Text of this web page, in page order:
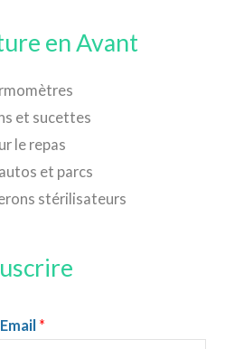
en Avant
et sucettes
le repas
et parcs
stérilisateurs
Email *